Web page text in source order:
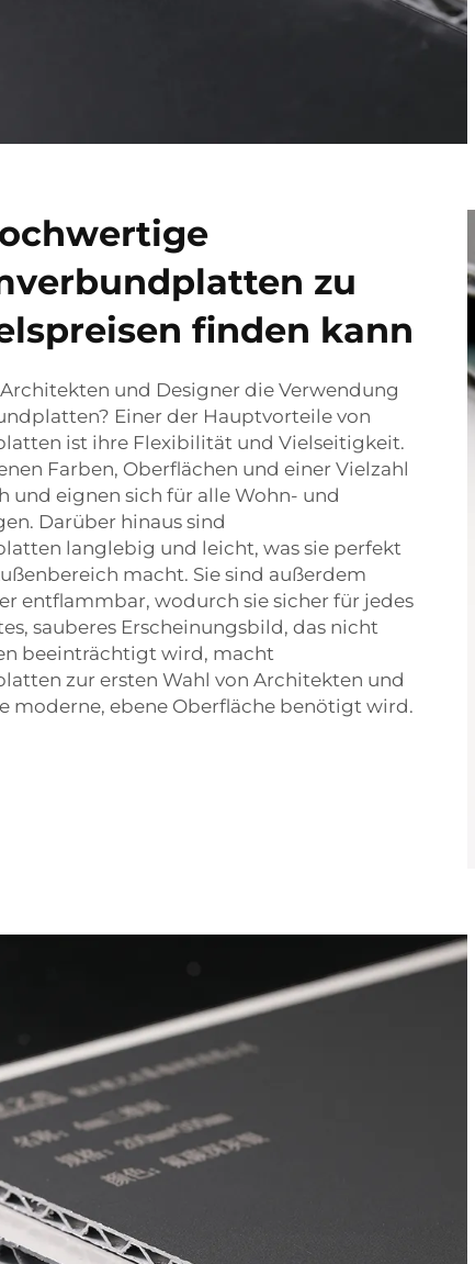
zu
finden kann
und Designer die Verwendung
Einer der Hauptvorteile von
ist ihre Flexibilität und Vielseitigkeit.
Farben, Oberflächen und einer Vielzahl
und eignen sich für alle Wohn- und
Darüber hinaus sind
langlebig und leicht, was sie perfekt
macht. Sie sind außerdem
entflammbar, wodurch sie sicher für jedes
sauberes Erscheinungsbild, das nicht
beeinträchtigt wird, macht
zur ersten Wahl von Architekten und
moderne, ebene Oberfläche benötigt wird.